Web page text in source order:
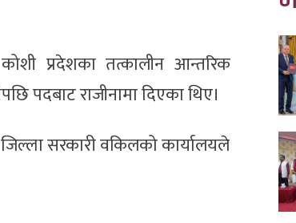
प्रदेशका तत्कालीन आन्तरिक
पदबाट राजीनामा दिएका थिए।
जिल्ला सरकारी वकिलको कार्यालयले